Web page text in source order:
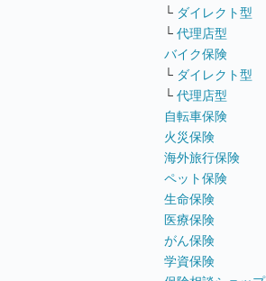
└ ダイレクト型
└ 代理店型
バイク保険
└ ダイレクト型
└ 代理店型
自転車保険
火災保険
海外旅行保険
ペット保険
生命保険
医療保険
がん保険
学資保険